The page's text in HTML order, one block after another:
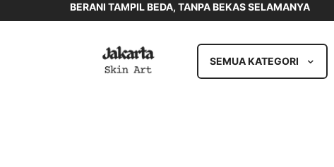
BERANI TAMPIL BEDA, TANPA BEKAS SELAMANYA
SEMUA KATEGORI